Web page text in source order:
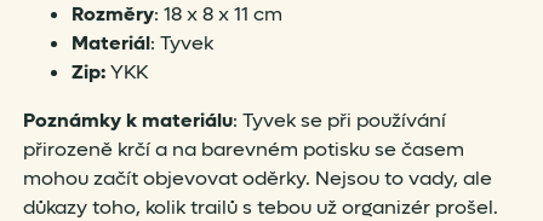
Rozměry: 18 x 8 x 11 cm
Materiál: Tyvek
Zip:YKK
Poznámky k materiálu: Tyvek se při používání
přirozeně krčí a na barevném potisku se časem
mohou začít objevovat oděrky. Nejsou to vady, ale
důkazy toho, kolik trailů s tebou už organizér prošel.